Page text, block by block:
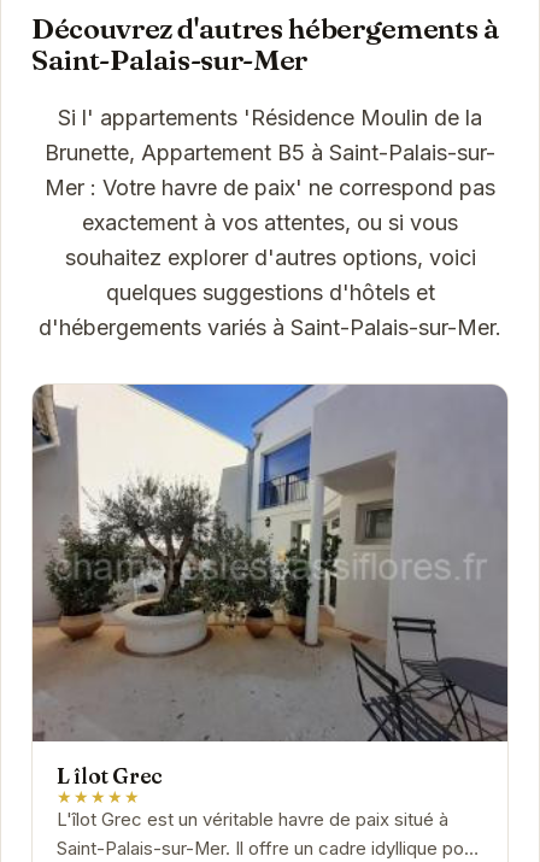
Découvrez d'autres hébergements à
Saint-Palais-sur-Mer
Si l' appartements 'Résidence Moulin de la
Brunette, Appartement B5 à Saint-Palais-sur-
Mer : Votre havre de paix' ne correspond pas
exactement à vos attentes, ou si vous
souhaitez explorer d'autres options, voici
quelques suggestions d'hôtels et
d'hébergements variés à Saint-Palais-sur-Mer.
L îlot Grec
★★★★★
L'îlot Grec est un véritable havre de paix situé à
Saint-Palais-sur-Mer. Il offre un cadre idyllique pour